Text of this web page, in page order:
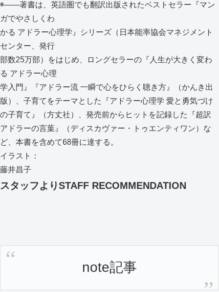
◉――著書は、英語圏でも翻訳出版されたベストセラー『マン
ガでやさしくわ
かる アドラー心理学』シリーズ（日本能率協会マネジメント
センター、発行
部数25万部）をはじめ、ロングセラーの『人生が大きく変わ
る アドラー心理
学入門』『アドラー流 一瞬で心をひらく聴き方』（かんき出
版）、子育てをテーマとした『アドラー心理学 愛と勇気づけ
の子育て』（方丈社）、発売前からヒットを記録した『超訳
アドラーの言葉』（ディスカヴァー・トゥエンティワン）な
ど、本書を含めて68冊に達する。
イラスト：
藤井昌子
スタッフよりSTAFF RECOMMENDATION
note記事